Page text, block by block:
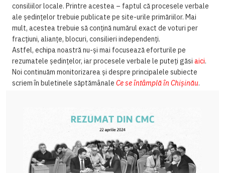
consiliilor locale. Printre acestea – faptul că procesele verbale
ale ședințelor trebuie publicate pe site-urile primăriilor. Mai
mult, acestea trebuie să conțină numărul exact de voturi per
fracțiuni, alianțe, blocuri, consilieri independenți.
Astfel, echipa noastră nu-și mai focusează eforturile pe
rezumatele ședințelor, iar procesele verbale le puteți găsi aici.
Noi continuăm monitorizarea și despre principalele subiecte
scriem în buletinele săptămânale Ce se întâmplă în Chișinău.